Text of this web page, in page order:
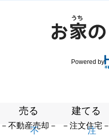
Powered by
売る
－不動産売却－
不
建てる
－注文住宅－
注